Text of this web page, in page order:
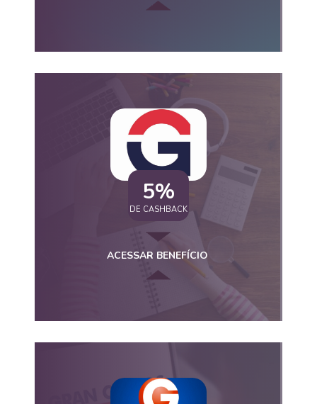
5%
DE CASHBACK
ACESSAR BENEFÍCIO